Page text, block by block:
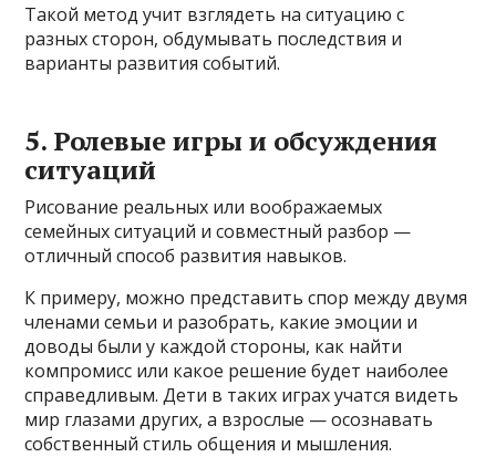
Такой метод учит взглядеть на ситуацию с
разных сторон, обдумывать последствия и
варианты развития событий.
5. Ролевые игры и обсуждения
ситуаций
Рисование реальных или воображаемых
семейных ситуаций и совместный разбор —
отличный способ развития навыков.
К примеру, можно представить спор между двумя
членами семьи и разобрать, какие эмоции и
доводы были у каждой стороны, как найти
компромисс или какое решение будет наиболее
справедливым. Дети в таких играх учатся видеть
мир глазами других, а взрослые — осознавать
собственный стиль общения и мышления.